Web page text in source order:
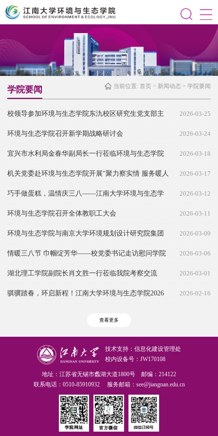
当前位置: 首页 > 新闻动态 > 学院要闻
学院要闻
校领导参加环境与生态学院东氿校区研究生党支部主
2026-03-25
环境与生态学院召开新学期战略研讨会 2026-03-24
宜兴市水利局金春华副局长一行莅临环境与生态学院
2026-03-18
机关党委赴环境与生态学院开展“聚力察实情 服务暖人
2026-03-17
巧手做蛋糕，温情庆三八——江南大学环境与生态学
2026-03-12
环境与生态学院召开全体教职工大会 2026-03-11
环境与生态学院与南京大学环境规划设计研究院集团
2026-03-09
情暖三八节 巾帼绽芳华——校党委书记走访慰问学院
2026-03-06
湖北理工学院副院长肖文胜一行莅临我院考察交流 2026-03-01
骐骥踏春，环启新程！江南大学环境与生态学院2026
2026-02-16
查看更多
技术支持：信息化建设管理处
校内设备号：JW170108
地址：江苏省无锡市蠡湖大道1800号 邮编：214122
联系电话：0510-85910932 服务邮箱：see@jiangnan.edu.cn